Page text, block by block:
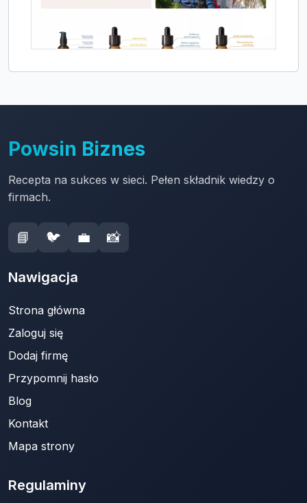
Powsin Biznes
Recepta na sukces w sieci. Pełen składnik wiedzy o
firmach.
📘 🐦 💼 📸
Nawigacja
Strona główna
Zaloguj się
Dodaj firmę
Przypomnij hasło
Blog
Kontakt
Mapa strony
Regulaminy